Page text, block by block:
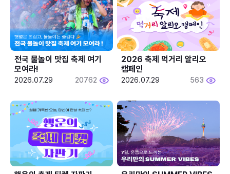
전국 물놀이 맛집 축제 여기
모여라!
2026.07.29 20762
2026 축제 먹거리 알리오
캠페인
2026.07.29 563